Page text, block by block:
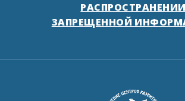
РАСПРОСТРАНЕНИИ
ЗАПРЕЩЕННОЙ